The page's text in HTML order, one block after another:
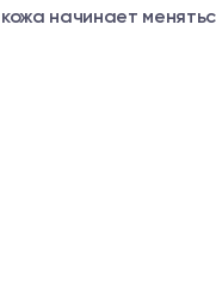
начинает